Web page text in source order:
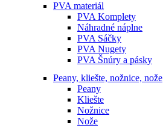
PVA materiál
PVA Komplety
Náhradné náplne
PVA Sáčky
PVA Nugety
PVA Šnúry a pásky
Peany, kliešte, nožnice, nože
Peany
Kliešte
Nožnice
Nože